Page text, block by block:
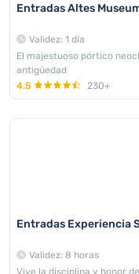
Entradas Altes
Validez: 1 día
El majestuoso pórtico
antigüedad
4.5
230+
Entradas Experiencia
Validez: 8 horas
Vive la disciplina y honor